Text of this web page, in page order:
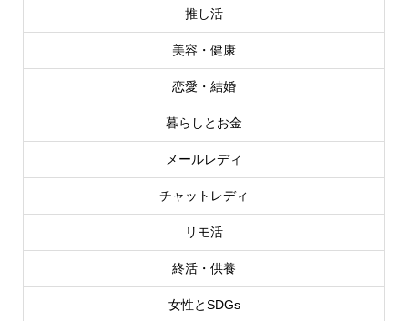
推し活
美容・健康
恋愛・結婚
暮らしとお金
メールレディ
チャットレディ
リモ活
終活・供養
女性とSDGs